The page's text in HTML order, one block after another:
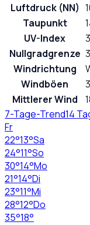
Luftdruck (NN)
Taupunkt
UV-Index
Nullgradgrenze
Windrichtung
Windböen
Mittlerer Wind
7-Tage-Trend14
Fr
22°13°Sa
24°11°So
30°14°Mo
21°14°Di
23°11°Mi
28°12°Do
35°18°